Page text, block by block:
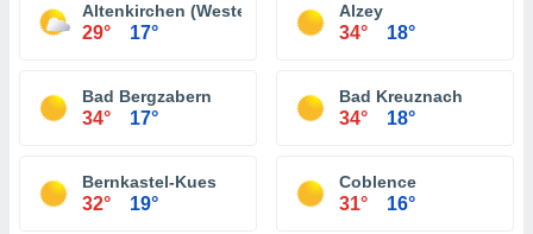
Altenkirchen (Westerwald)
29° 17°
Alzey
34° 18°
Bad Bergzabern
34° 17°
Bad Kreuznach
34° 18°
Bernkastel-Kues
32° 19°
Coblence
31° 16°